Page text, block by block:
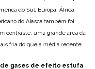
do Sul, Europa, África,
do Alasca também foi
contraste, uma grande área da
fria do que a média recente.
gases de efeito estufa